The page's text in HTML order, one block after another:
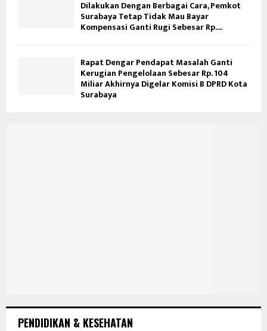
Dilakukan Dengan Berbagai Cara, Pemkot
Surabaya Tetap Tidak Mau Bayar
Kompensasi Ganti Rugi Sebesar Rp....
Rapat Dengar Pendapat Masalah Ganti
Kerugian Pengelolaan Sebesar Rp. 104
Miliar Akhirnya Digelar Komisi B DPRD Kota
Surabaya
PENDIDIKAN & KESEHATAN